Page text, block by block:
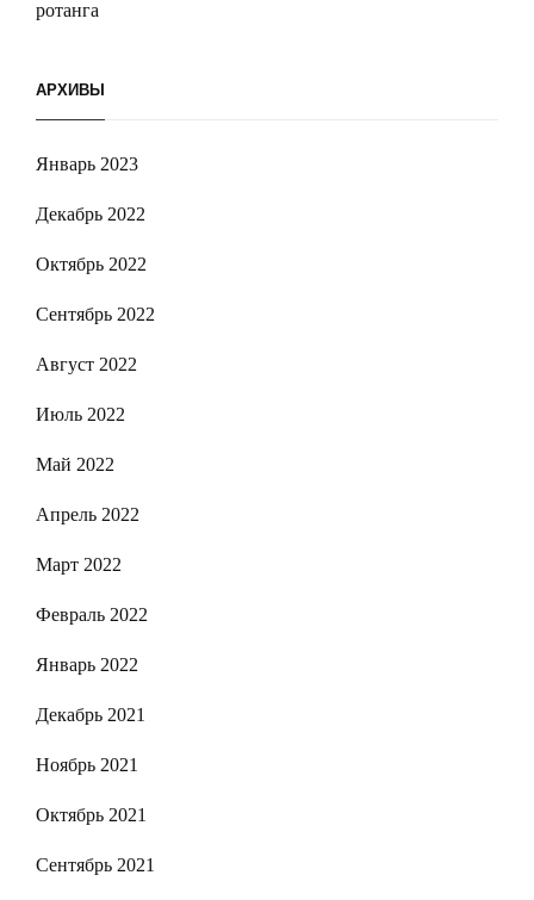
ротанга
АРХИВЫ
Январь 2023
Декабрь 2022
Октябрь 2022
Сентябрь 2022
Август 2022
Июль 2022
Май 2022
Апрель 2022
Март 2022
Февраль 2022
Январь 2022
Декабрь 2021
Ноябрь 2021
Октябрь 2021
Сентябрь 2021